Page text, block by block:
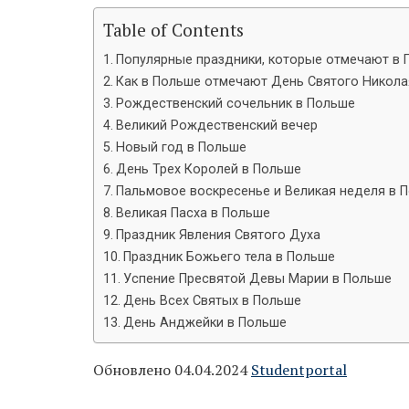
Table of Contents
Популярные праздники, которые отмечают в
Как в Польше отмечают День Святого
Рождественский сочельник в Польше
Великий Рождественский вечер
Новый год в Польше
День Трех Королей в Польше
Пальмовое воскресенье и Великая неделя в
Великая Пасха в Польше
Праздник Явления Святого Духа
Праздник Божьего тела в Польше
Успение Пресвятой Девы Марии в Польше
День Всех Святых в Польше
День Анджейки в Польше
Обновлено 04.04.2024Studentportal